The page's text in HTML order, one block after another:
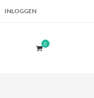
INLOGGEN
0